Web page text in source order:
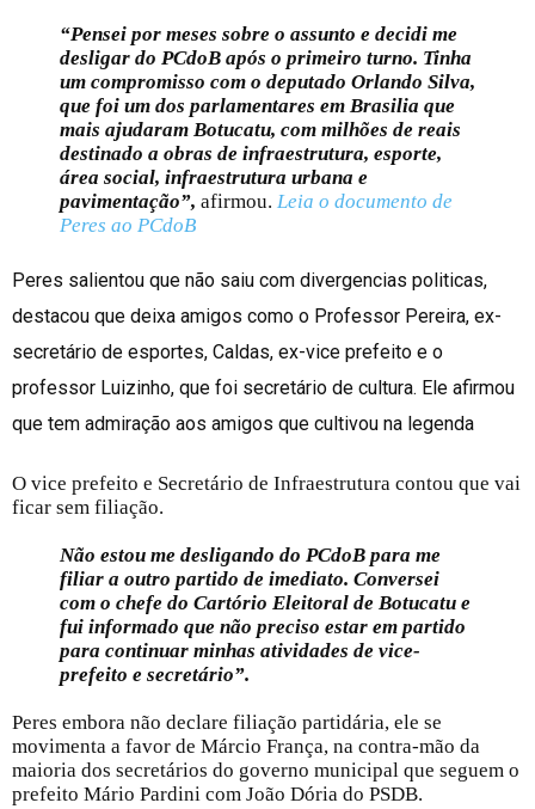
“Pensei por meses sobre o assunto e decidi me
desligar do PCdoB após o primeiro turno. Tinha
um compromisso com o deputado Orlando Silva,
que foi um dos parlamentares em Brasilia que
mais ajudaram Botucatu, com milhões de reais
destinado a obras de infraestrutura, esporte,
área social, infraestrutura urbana e
pavimentação”, afirmou. Leia o documento de
Peres ao PCdoB
Peres salientou que não saiu com divergencias politicas,
destacou que deixa amigos como o Professor Pereira, ex-
secretário de esportes, Caldas, ex-vice prefeito e o
professor Luizinho, que foi secretário de cultura. Ele afirmou
que tem admiração aos amigos que cultivou na legenda
O vice prefeito e Secretário de Infraestrutura contou que vai
ficar sem filiação.
Não estou me desligando do PCdoB para me
filiar a outro partido de imediato. Conversei
com o chefe do Cartório Eleitoral de Botucatu e
fui informado que não preciso estar em partido
para continuar minhas atividades de vice-
prefeito e secretário”.
Peres embora não declare filiação partidária, ele se
movimenta a favor de Márcio França, na contra-mão da
maioria dos secretários do governo municipal que seguem o
prefeito Mário Pardini com João Dória do PSDB.